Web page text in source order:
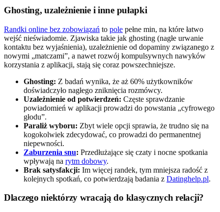
Ghosting, uzależnienie i inne pułapki
Randki online bez zobowiązań to pole pełne min, na które łatwo
wejść nieświadomie. Zjawiska takie jak ghosting (nagłe urwanie
kontaktu bez wyjaśnienia), uzależnienie od dopaminy związanego z
nowymi „matczami”, a nawet rozwój kompulsywnych nawyków
korzystania z aplikacji, stają się coraz powszechniejsze.
Ghosting: Z badań wynika, że aż 60% użytkowników
doświadczyło nagłego zniknięcia rozmówcy.
Uzależnienie od potwierdzeń: Częste sprawdzanie
powiadomień w aplikacji prowadzi do powstania „cyfrowego
głodu”.
Paraliż wyboru: Zbyt wiele opcji sprawia, że trudno się na
kogokolwiek zdecydować, co prowadzi do permanentnej
niepewności.
Zaburzenia snu: Przedłużające się czaty i nocne spotkania
wpływają na rytm dobowy.
Brak satysfakcji: Im więcej randek, tym mniejsza radość z
kolejnych spotkań, co potwierdzają badania z Datinghelp.pl.
Dlaczego niektórzy wracają do klasycznych relacji?